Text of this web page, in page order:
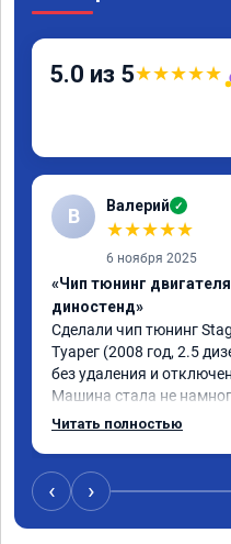
5.0 из 5★★★★★
В Валерий ✓
★★★★★
6 ноября 2025
«Чип тюнинг
диностенд»
Сделали чип тюнинг
Туарег (2008 год, 2.5
без удаления и
Машина стала не
низких оборотах и на
акселератора
Расход топлива не
Получил что хотел.
Читать полностью
‹ ›